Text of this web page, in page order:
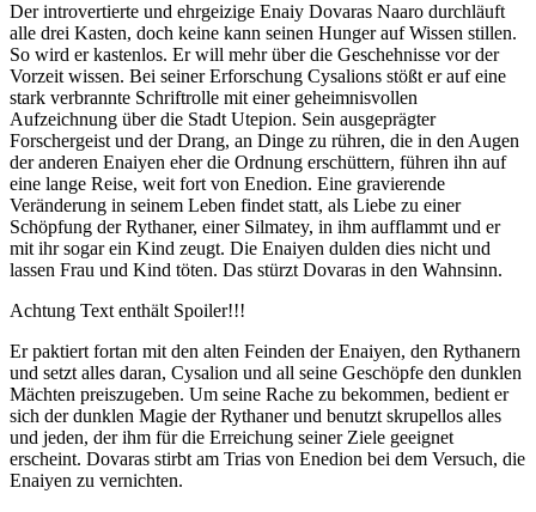
Der introvertierte und ehrgeizige Enaiy Dovaras Naaro durchläuft
alle drei Kasten, doch keine kann seinen Hunger auf Wissen stillen.
So wird er kastenlos. Er will mehr über die Geschehnisse vor der
Vorzeit wissen. Bei seiner Erforschung Cysalions stößt er auf eine
stark verbrannte Schriftrolle mit einer geheimnisvollen
Aufzeichnung über die Stadt Utepion. Sein ausgeprägter
Forschergeist und der Drang, an Dinge zu rühren, die in den Augen
der anderen Enaiyen eher die Ordnung erschüttern, führen ihn auf
eine lange Reise, weit fort von Enedion. Eine gravierende
Veränderung in seinem Leben findet statt, als Liebe zu einer
Schöpfung der Rythaner, einer Silmatey, in ihm aufflammt und er
mit ihr sogar ein Kind zeugt. Die Enaiyen dulden dies nicht und
lassen Frau und Kind töten. Das stürzt Dovaras in den Wahnsinn.
Achtung Text enthält Spoiler!!!
Er paktiert fortan mit den alten Feinden der Enaiyen, den Rythanern
und setzt alles daran, Cysalion und all seine Geschöpfe den dunklen
Mächten preiszugeben. Um seine Rache zu bekommen, bedient er
sich der dunklen Magie der Rythaner und benutzt skrupellos alles
und jeden, der ihm für die Erreichung seiner Ziele geeignet
erscheint. Dovaras stirbt am Trias von Enedion bei dem Versuch, die
Enaiyen zu vernichten.